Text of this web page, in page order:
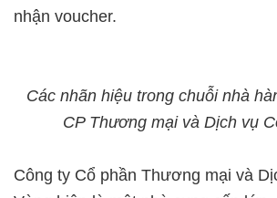
nhận voucher.
Các nhãn hiệu trong chuỗi nhà
CP Thương mại và Dịch vụ
Công ty Cổ phần Thương mại và